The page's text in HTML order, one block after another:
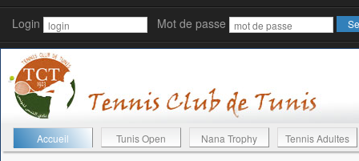
Login Mot de passe
Accueil Tunis Open Nana Trophy Tennis Adultes